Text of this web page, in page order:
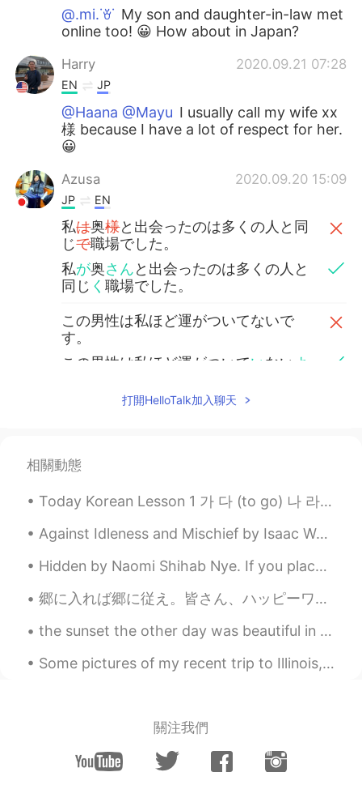
@.mi.˙ꈊ˙ My son and daughter-in-law met
online too! 😀 How about in Japan?
Harry 2020.09.21 07:28
EN JP
@Haana @Mayu I usually call my wife xx
様 because I have a lot of respect for her.
😀
Azusa 2020.09.20 15:09
JP EN
私は奥様と出会ったのは多くの人と同
じで職場でした。
私が奥さんと出会ったのは多くの人と
同じ く職場でした。
この男性は私ほど運がついてないで
す。
この男性は私ほど運がついてい ない よ
ちょっと興味があったので昼過ぎに渋
を探していた男性に事情
を尋ねました。
小さな田舎の 都市 に住んでいる熟年の
男性が適切な女性を見つけるのがどれ
ほど難しいかと理解しました。
小さな田舎の町に住んでいる熟年の男
ど難しいのか理解しました。
SHiHO 2020.09.20 14:30
🤣🤣🤣斬新な方法‼️
.mi.˙ꈊ˙ 2020.09.20 13:45
打開HelloTalk加入聊天
相關動態
Today Korean Lesson 1 가 다 (to go) 나 라 (country) 다 (all, everything) 나 (I, me) 너 ...
Against Idleness and Mischief by Isaac Watts. How doth the little busy bee Improve each shini...
Hidden by Naomi Shihab Nye. If you place a fern under a stone the next day it will be nearly in...
郷に入れば郷に従え。皆さん、ハッピーワイトバレンタイン💕❤私は薔薇🌹をもらいました。嬉しいです。ちなみに、私は好きな言葉を英語で紹介します。皆さん良い一日を❤ I love you more t...
the sunset the other day was beautiful in Osaka ! 🌆 先日大阪の夕日はきれいでした i took this photo from the a...
Some pictures of my recent trip to Illinois, Iowa, Minnesota, and Wisconsin. ☀️🍃 Note: In the th...
關注我們